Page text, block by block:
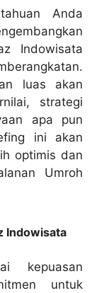
Anda
Indowisata
luas akan
strategi
apa pun
ini akan
optimis dan
Umroh
Indowisata
kepuasan
untuk